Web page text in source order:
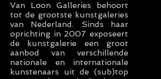
Van Loon Galleries behoort
tot de grootste kunstgaleries
van Nederland. Sinds haar
oprichting in 2007 exposeert
de kunstgalerie een groot
aanbod van verschillende
nationale en internationale
kunstenaars uit de (sub)top